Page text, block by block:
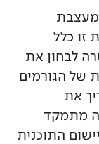
מעצבת
זו כלל
לבחון את
של הגורמים
את
מתמקד
התוכנית